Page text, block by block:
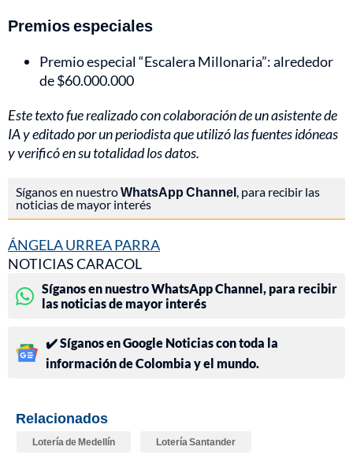
Premios especiales
Premio especial “Escalera Millonaria”: alrededor
de $60.000.000
Este texto fue realizado con colaboración de un asistente de
IA y editado por un periodista que utilizó las fuentes idóneas
y verificó en su totalidad los datos.
Síganos en nuestroWhatsApp Channel, para recibir las
noticias de mayor interés
ÁNGELA URREA PARRA
NOTICIAS CARACOL
Síganos en nuestro WhatsApp Channel, para recibir
las noticias de mayor interés
✔️ Síganos en Google Noticias con toda la
información de Colombia y el mundo.
Relacionados
Lotería de Medellín Lotería Santander